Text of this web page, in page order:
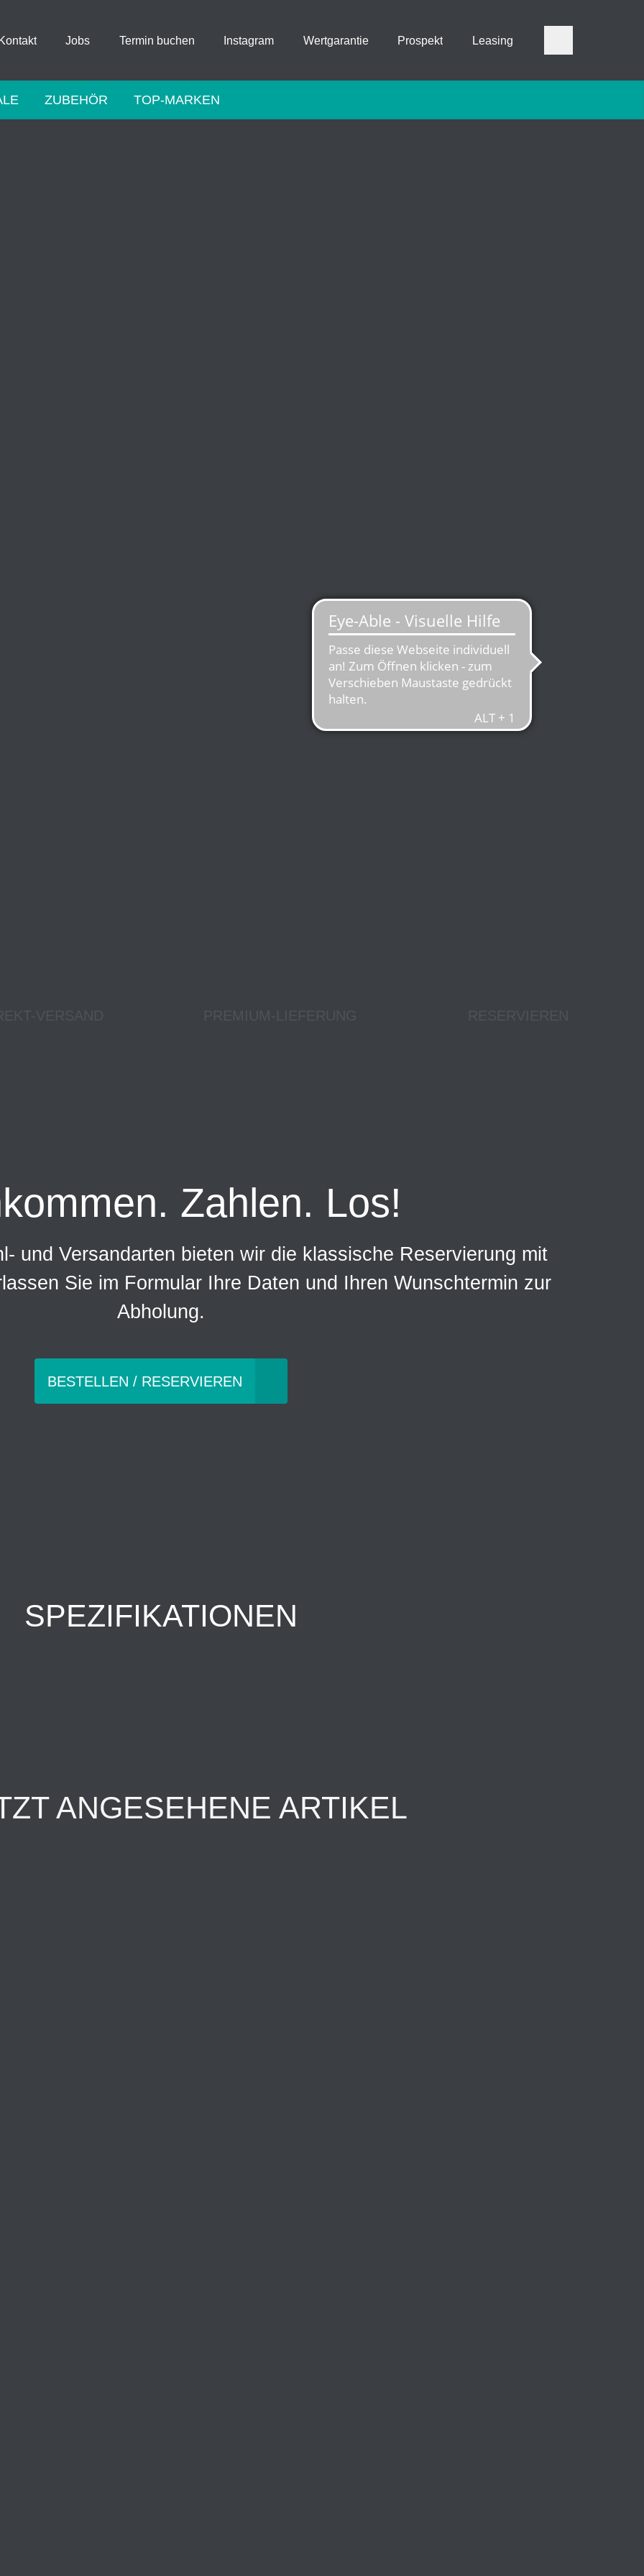
Jobs Termin buchen Instagram Wertgarantie Prospekt Leasing
ZUBEHÖR TOP-MARKEN
Zahlen. Los!
und Versandarten bieten wir die klassische Reservierung mit
Sie im Formular Ihre Daten und Ihren Wunschtermin zur
Abholung.
BESTELLEN / RESERVIEREN
SPEZIFIKATIONEN
ANGESEHENE ARTIKEL